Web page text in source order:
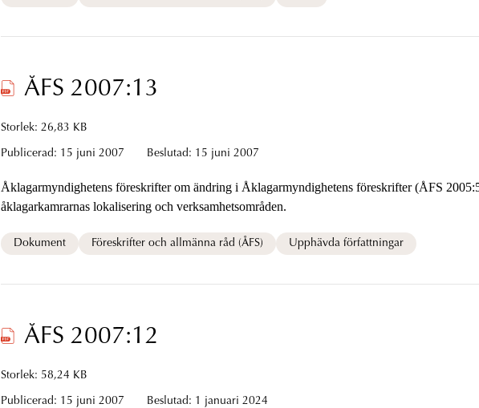
ÅFS 2007:13
Storlek: 26,83 KB
Publicerad: 15 juni 2007 Beslutad: 15 juni 2007
Åklagarmyndighetens föreskrifter om ändring i Åklagarmyndighetens föreskrifter (ÅFS 2005:5) om
åklagarkamrarnas lokalisering och verksamhetsområden.
Dokument Föreskrifter och allmänna råd (ÅFS) Upphävda författningar
ÅFS 2007:12
Storlek: 58,24 KB
Publicerad: 15 juni 2007 Beslutad: 1 januari 2024